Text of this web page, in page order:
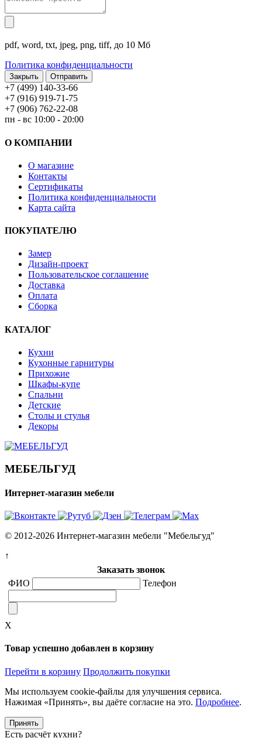
pdf, word, txt, jpeg, png, tiff, до 10 Мб
Политика конфиденциальности
Закрыть
+7 (499) 140-33-66
+7 (916) 919-71-75
+7 (906) 762-22-08
пн - вс 10:00 - 20:00
О КОМПАНИИ
О магазине
Контакты
Сертификаты
Политика конфиденциальности
Карта сайта
ПОКУПАТЕЛЮ
Замер
Дизайн-проект
Пользовательское соглашение
Доставка
Оплата
Сборка
КАТАЛОГ
Кухни
Кухонные гарнитуры
Прихожие
Шкафы-купе
Спальни
Детские
Столы и стулья
Декоры
МЕБЕЛЬГУД
Интернет-магазин мебели
© 2012-2026 Интернет-магазин мебели "Мебельгуд"
↑
Заказать звонок
ФИО
Телефон
X
Товар успешно добавлен в корзину
Перейти в корзину Продолжить покупки
Мы используем cookie-файлы для улучшения сервиса.
Нажимая «Принять», вы даёте согласие на это. Подробнее.
Принять
Есть расчёт кухни?